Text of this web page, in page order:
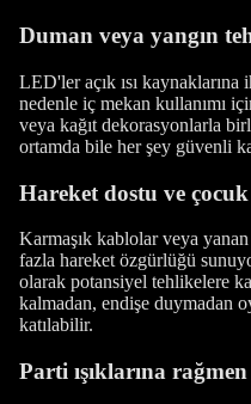
Duman veya yangın
LED'ler açık ısı kaynaklarına
nedenle iç mekan kullanımı
veya kağıt dekorasyonlarla
ortamda bile her şey güvenli
Hareket dostu ve
Karmaşık kablolar veya
fazla hareket özgürlüğü
olarak potansiyel tehlikelere
kalmadan, endişe duymadan
katılabilir.
Parti ışıklarına